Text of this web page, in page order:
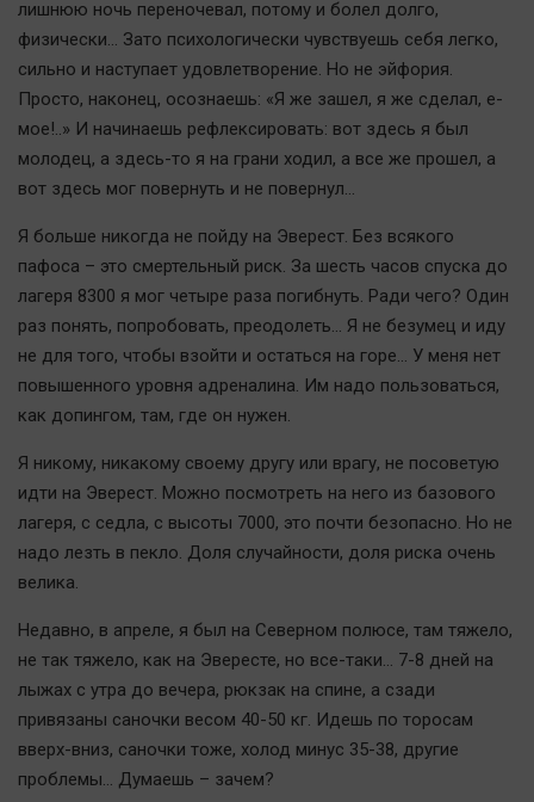
лишнюю ночь переночевал, потому и болел долго,
физически… Зато психологически чувствуешь себя легко,
сильно и наступает удовлетворение. Но не эйфория.
Просто, наконец, осознаешь: «Я же зашел, я же сделал, е-
мое!..» И начинаешь рефлексировать: вот здесь я был
молодец, а здесь-то я на грани ходил, а все же прошел, а
вот здесь мог повернуть и не повернул…
Я больше никогда не пойду на Эверест. Без всякого
пафоса – это смертельный риск. За шесть часов спуска до
лагеря 8300 я мог четыре раза погибнуть. Ради чего? Один
раз понять, попробовать, преодолеть… Я не безумец и иду
не для того, чтобы взойти и остаться на горе… У меня нет
повышенного уровня адреналина. Им надо пользоваться,
как допингом, там, где он нужен.
Я никому, никакому своему другу или врагу, не посоветую
идти на Эверест. Можно посмотреть на него из базового
лагеря, с седла, с высоты 7000, это почти безопасно. Но не
надо лезть в пекло. Доля случайности, доля риска очень
велика.
Недавно, в апреле, я был на Северном полюсе, там тяжело,
не так тяжело, как на Эвересте, но все-таки… 7-8 дней на
лыжах с утра до вечера, рюкзак на спине, а сзади
привязаны саночки весом 40-50 кг. Идешь по торосам
вверх-вниз, саночки тоже, холод минус 35-38, другие
проблемы… Думаешь – зачем?